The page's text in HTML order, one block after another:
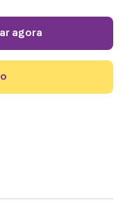
agora